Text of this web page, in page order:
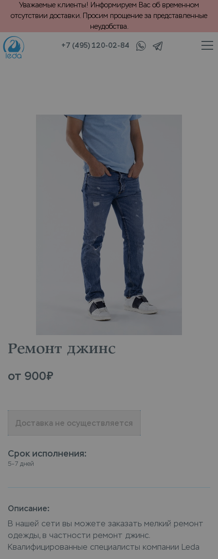
Уважаемые клиенты! Информируем Вас об временном
отсутствии доставки. Просим прощение за представленные
неудобства.
+7 (495) 120-02-84
/
Каталог
Ремонт джинс
от 900₽
Доставка не осуществляется
Срок исполнения:
5–7 дней
Описание:
В нашей сети вы можете заказать мелкий ремонт
одежды, в частности ремонт джинс.
Квалифицированные специалисты компании Leda